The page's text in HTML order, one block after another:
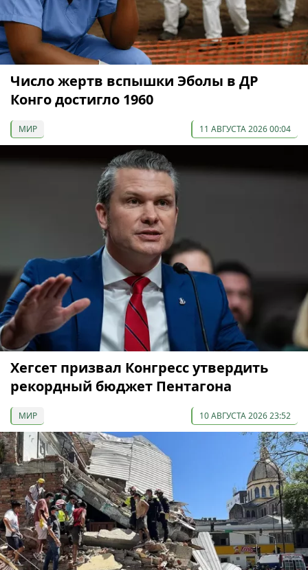
Число жертв вспышки Эболы в ДР
Конго достигло 1960
МИР 11 АВГУСТА 2026 00:04
Хегсет призвал Конгресс утвердить
рекордный бюджет Пентагона
МИР 10 АВГУСТА 2026 23:52